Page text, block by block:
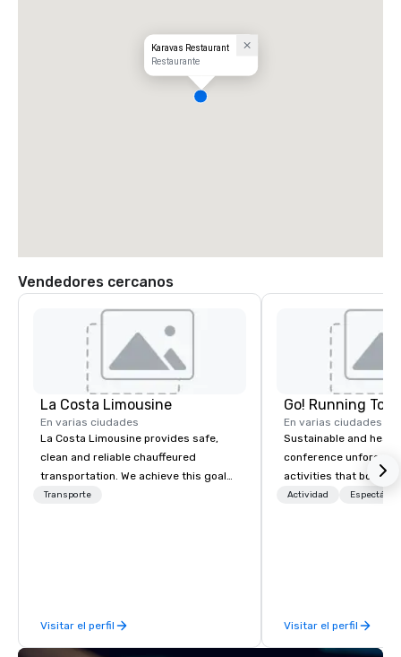
Karavas Restaurant
Restaurante
Vendedores cercanos
La Costa Limousine
En varias ciudades
La Costa Limousine provides safe,
clean and reliable chauffeured
transportation. We achieve this goal
with highly trained chauffeurs, the
late model luxury vehicles to the
highly experienced and professional
Transporte
Visitar el perfil
Go! Running
En varias ciudades
Sustainable and
conference
activities that boost
lower carbon
Actividad
Visitar el perfil